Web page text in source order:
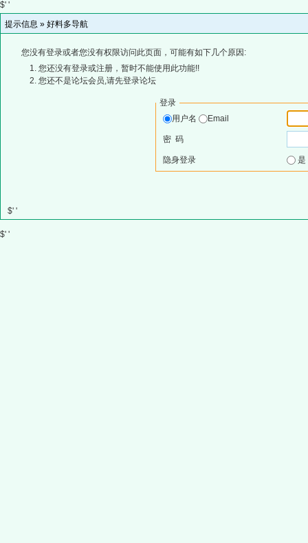
$' '
提示信息 » 好料多导航
您没有登录或者您没有权限访问此页面，可能有如下几个原因:
您还没有登录或注册，暂时不能使用此功能!!
您还不是论坛会员,请先登录论坛
登录
用户名
Email
密 码
隐身登录
$' '
$' '